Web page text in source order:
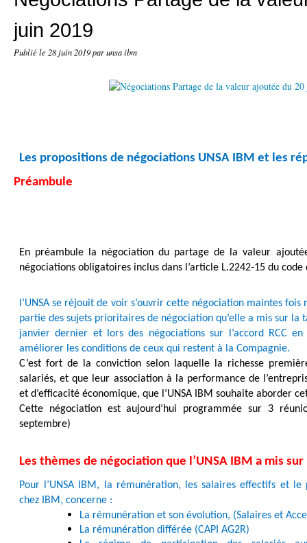
juin 2019
Publié le 28 juin 2019par unsa ibm
Les propositions de négociations UNSA IBM et les
Préambule
En préambule la négociation du partage de la valeur
négociations obligatoires inclus dans l’article L.2242-15 du
l’UNSA se réjouit de voir s’ouvrir cette négociation maintes
partie des sujets prioritaires de négociation qu’elle a mis sur la
janvier dernier et lors des négociations sur l’accord RCC
améliorer les conditions de ceux qui restent à la Compagnie.
C’est fort de la conviction selon laquelle la richesse
salariés, et que leur association à la performance de
et d’efficacité économique, que l’UNSA IBM souhaite aborder
Cette négociation est aujourd’hui programmée sur 3
septembre)
Les thèmes de négociation que l’UNSA IBM a mis
Pour l’UNSA IBM, la rémunération, les salaires effectifs et
chez IBM, concerne :
La rémunération et son évolution, (Salaires et
La rémunération différée (CAPI AG2R)